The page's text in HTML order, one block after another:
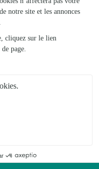
ou une plante à
efficace et